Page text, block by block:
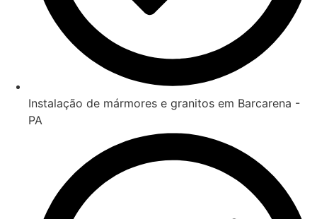
Instalação de mármores e granitos em Barcarena -
PA